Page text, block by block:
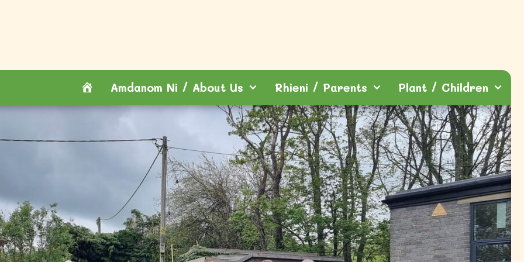
Hafan
Amdanom Ni / About Us Rhieni / Parents Plant / Children